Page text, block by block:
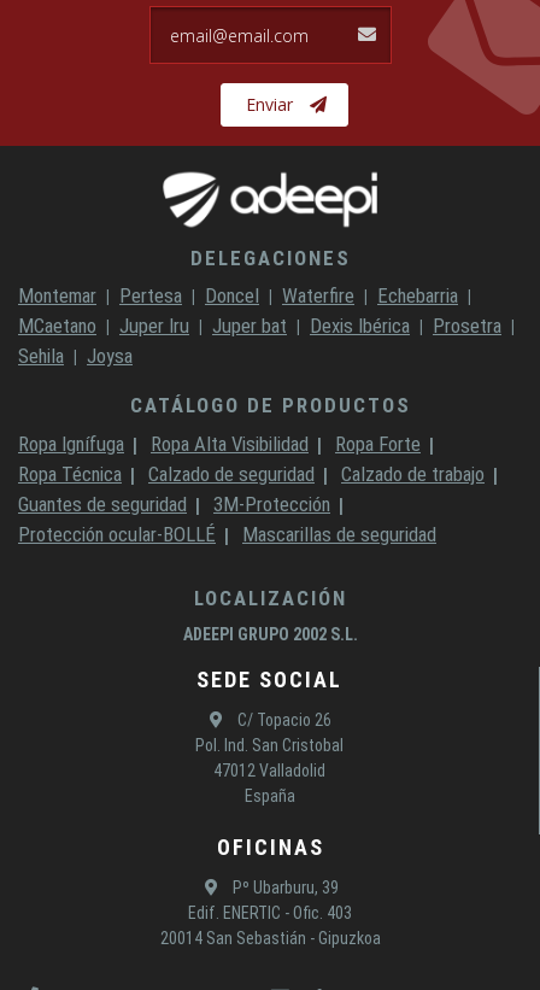
Enviar
DELEGACIONES
Montemar
Pertesa Doncel Waterfire
Echebarria
MCaetano
Juper Iru Juper bat Dexis Ibérica
Prosetra
Sehila
Joysa
CATÁLOGO DE PRODUCTOS
Ropa Ignífuga
Ropa Alta Visibilidad
Ropa Forte
Ropa Técnica
Calzado de seguridad
Calzado de trabajo
Guantes de seguridad
3M-Protección
Protección ocular-BOLLÉ
Mascarillas de seguridad
LOCALIZACIÓN
ADEEPI GRUPO 2002 S.L.
SEDE SOCIAL
C/ Topacio 26
Pol. Ind. San Cristobal
47012 Valladolid
España
OFICINAS
Pº Ubarburu, 39
Edif. ENERTIC - Ofic. 403
20014 San Sebastián - Gipuzkoa